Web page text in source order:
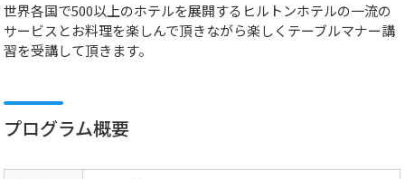
世界各国で500以上のホテルを展開するヒルトンホテルの一流の
サービスとお料理を楽しんで頂きながら楽しくテーブルマナー講
習を受講して頂きます。
プログラム概要